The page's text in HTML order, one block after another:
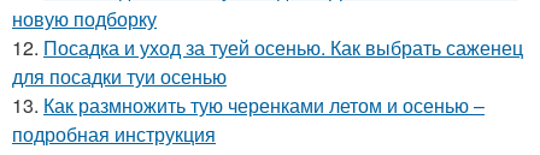
новую подборку
12. Посадка и уход за туей осенью. Как выбрать саженец
для посадки туи осенью
13. Как размножить тую черенками летом и осенью –
подробная инструкция